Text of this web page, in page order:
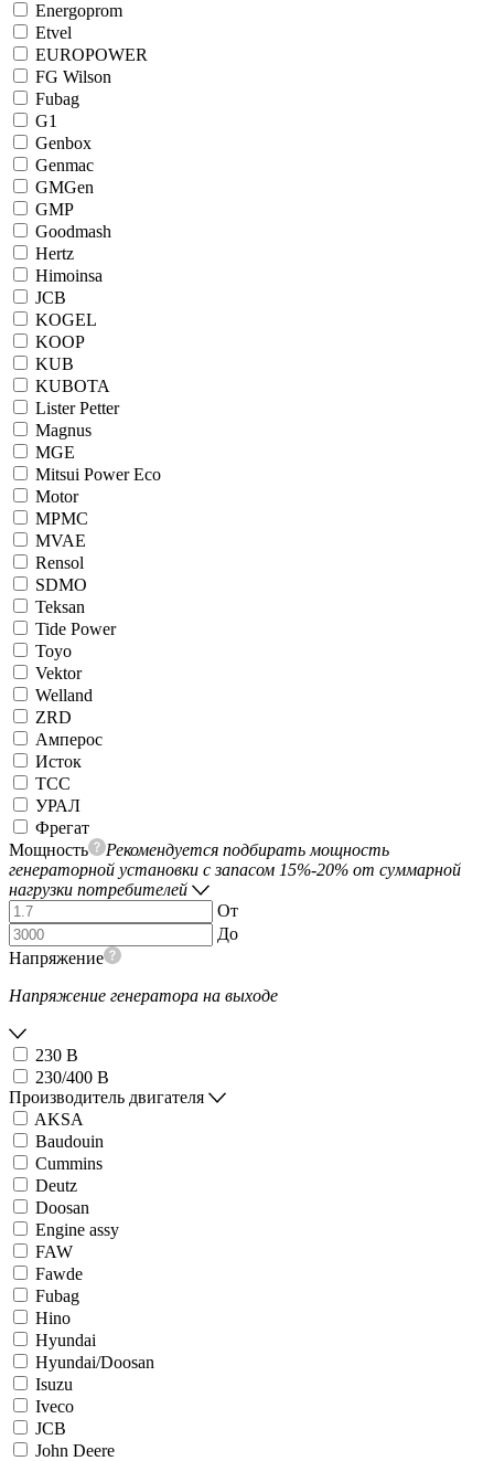
Energoprom
Etvel
EUROPOWER
FG Wilson
Fubag
G1
Genbox
Genmac
GMGen
GMP
Goodmash
Hertz
Himoinsa
JCB
KOGEL
KOOP
KUB
KUBOTA
Lister Petter
Magnus
MGE
Mitsui Power Eco
Motor
MPMC
MVAE
Rensol
SDMO
Teksan
Tide Power
Toyo
Vektor
Welland
ZRD
Амперос
Исток
ТСС
УРАЛ
Фрегат
Мощность
Рекомендуется подбирать мощность
генераторной установки с запасом 15%-20% от суммарной
нагрузки потребителей
От
До
Напряжение
Напряжение генератора на выходе
230 В
230/400 В
Производитель двигателя
AKSA
Baudouin
Cummins
Deutz
Doosan
Engine assy
FAW
Fawde
Fubag
Hino
Hyundai
Hyundai/Doosan
Isuzu
Iveco
JCB
John Deere